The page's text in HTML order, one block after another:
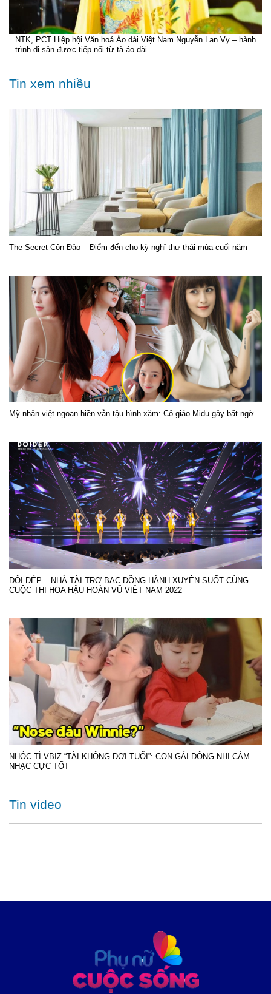
NTK, PCT Hiệp hội Văn hoá Áo dài Việt Nam Nguyễn Lan Vy – hành
trình di sản được tiếp nối từ tà áo dài
Tin xem nhiều
The Secret Côn Đảo – Điểm đến cho kỳ nghỉ thư thái mùa cuối năm
Mỹ nhân việt ngoan hiền vẫn tậu hình xăm: Cô giáo Midu gây bất ngờ
ĐÔI DÉP – NHÀ TÀI TRỢ BẠC ĐỒNG HÀNH XUYÊN SUỐT CÙNG
CUỘC THI HOA HẬU HOÀN VŨ VIỆT NAM 2022
NHÓC TÌ VBIZ “TÀI KHÔNG ĐỢI TUỔI”: CON GÁI ĐÔNG NHI CẢM
NHẠC CỰC TỐT
Tin video